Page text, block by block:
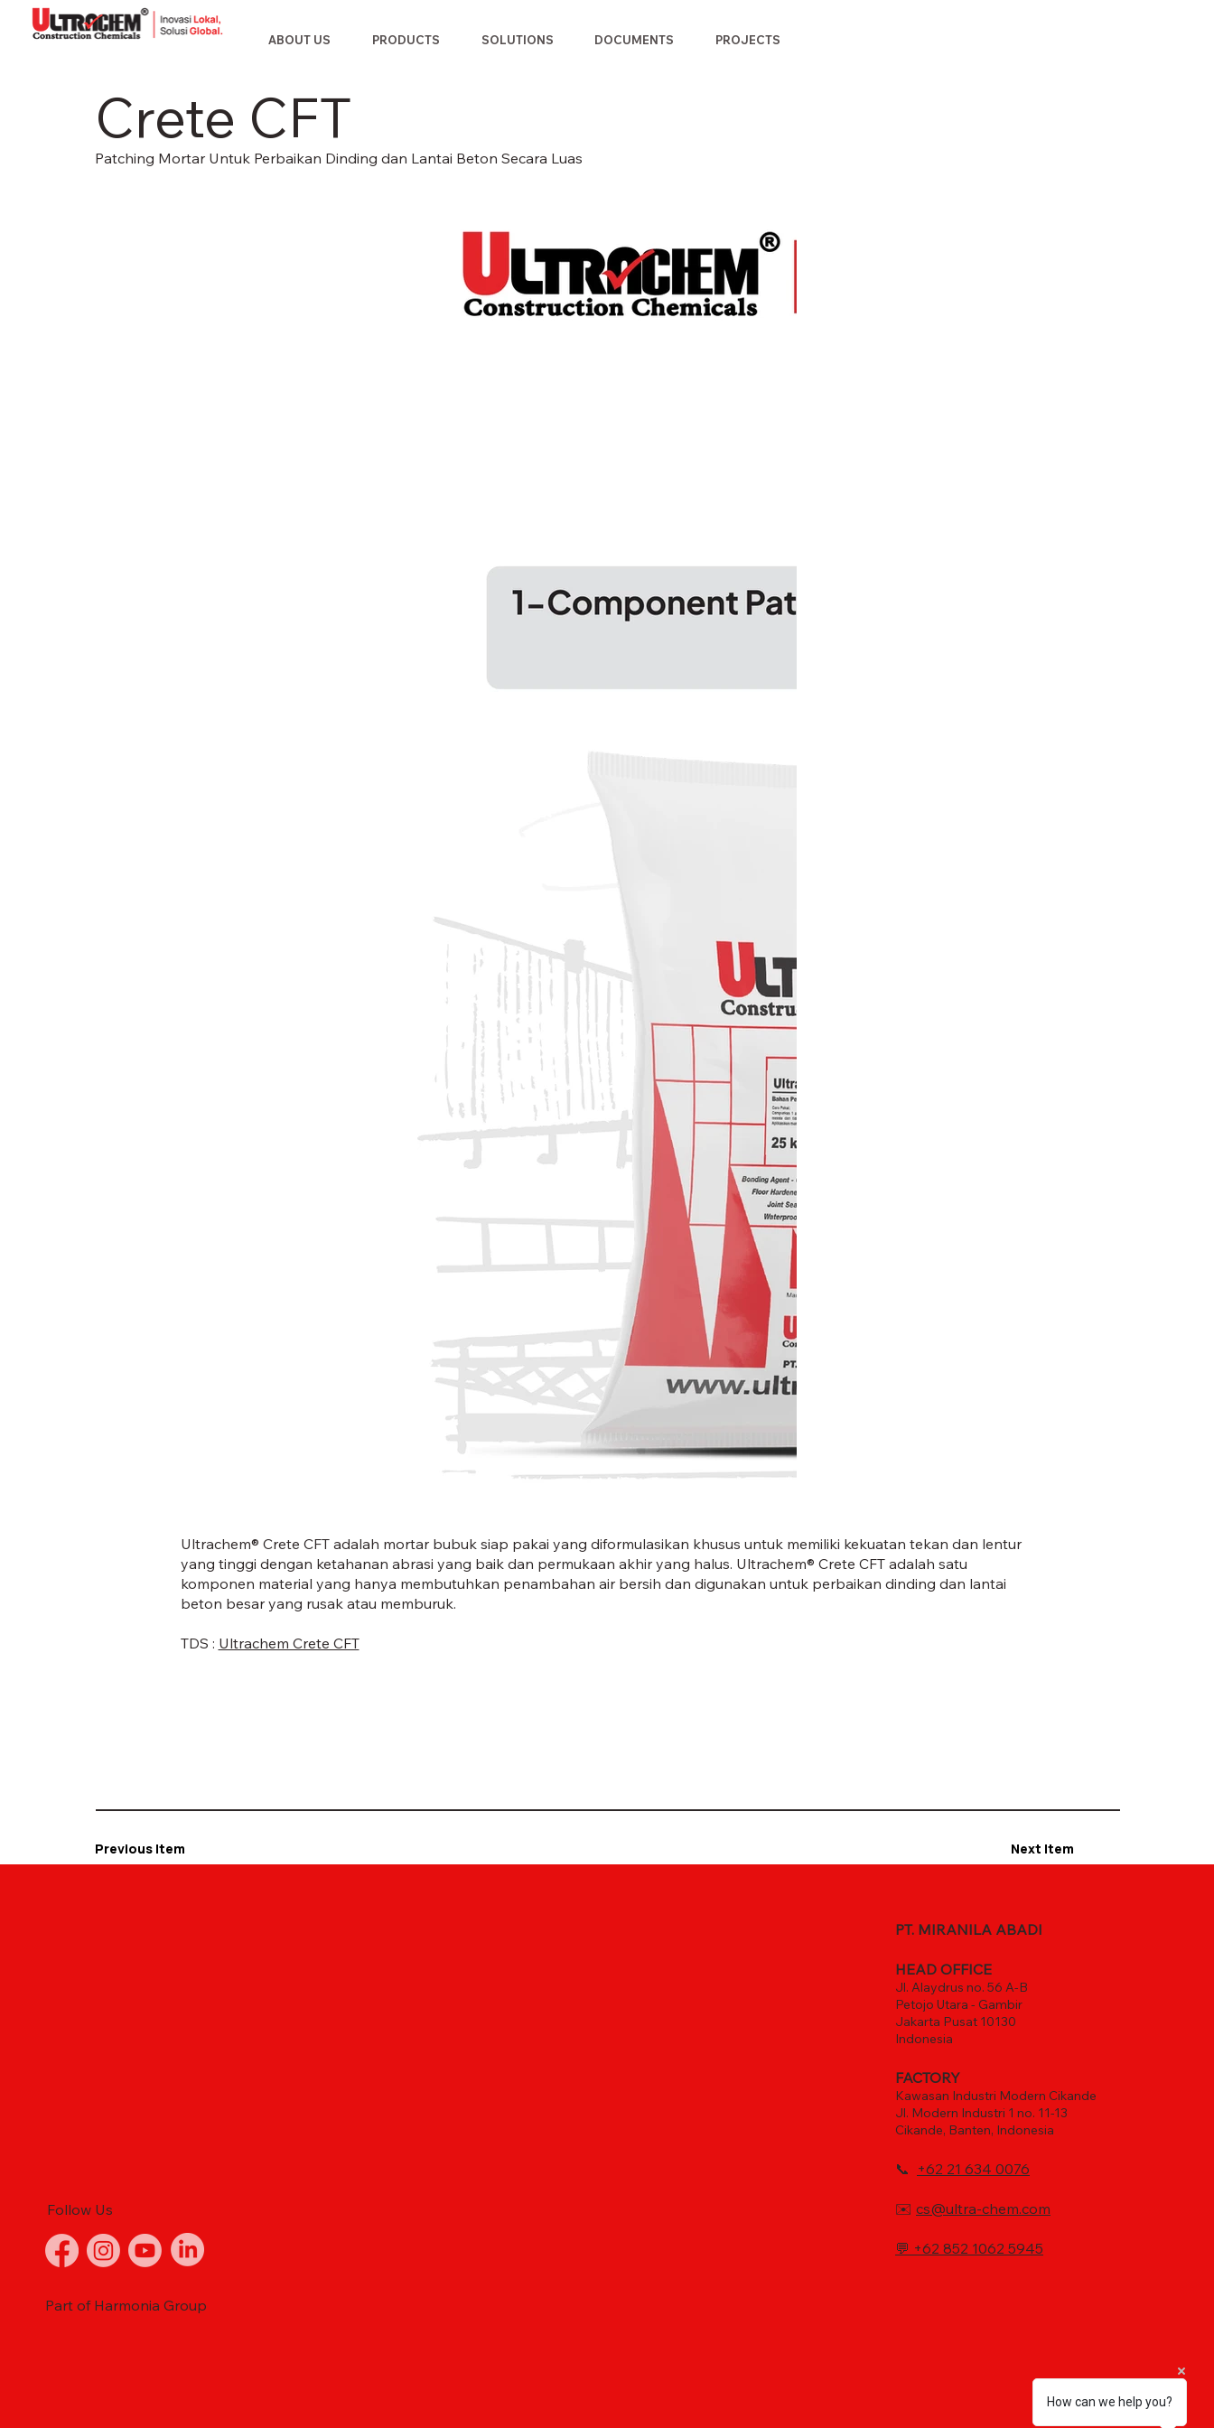
How can we help you?
ABOUT US PRODUCTS SOLUTIONS DOCUMENTS PROJECTS
Crete CFT
Patching Mortar Untuk Perbaikan Dinding dan Lantai Beton Secara Luas
CRETE CFT-01.jpg
Ultrachem® Crete CFT adalah mortar bubuk siap pakai yang diformulasikan khusus untuk memiliki kekuatan tekan dan lentur
yang tinggi dengan ketahanan abrasi yang baik dan permukaan akhir yang halus. Ultrachem® Crete CFT adalah satu
komponen material yang hanya membutuhkan penambahan air bersih dan digunakan untuk perbaikan dinding dan lantai
beton besar yang rusak atau memburuk.
TDS : Ultrachem Crete CFT
Previous Item Next Item
Follow Us
Part of Harmonia Group
PT. MIRANILA ABADI
HEAD OFFICE
Jl. Alaydrus no. 56 A-B
Petojo Utara - Gambir
Jakarta Pusat 10130
Indonesia
FACTORY
Kawasan Industri Modern Cikande
Jl. Modern Industri 1 no. 11-13
Cikande, Banten, Indonesia
📞 +62 21 634 0076
✉️ cs@ultra-chem.com
💬 +62 852 1062 5945